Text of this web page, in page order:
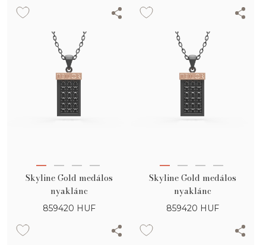
Skyline Gold medálos
nyaklánc
859420 HUF
Skyline Gold medálos
nyaklánc
859420 HUF